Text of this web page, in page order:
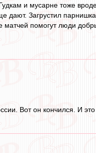
и мусарне тоже
Загрустил
помогут люди
Вот он кончился. И